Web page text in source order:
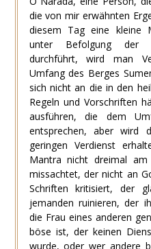
die von mir erwähnten
diesem Tag eine kleine
unter Befolgung der
durchführt, wird man
Umfang des Berges
sich nicht an die in den
Regeln und Vorschriften
ausführen, die dem
entsprechen, aber wird
geringen Verdienst
Mantra nicht dreimal
missachtet, der nicht an
Schriften kritisiert, der
jemanden ruinieren, der
die Frau eines anderen
böse ist, der keinen
wurde, oder wer andere